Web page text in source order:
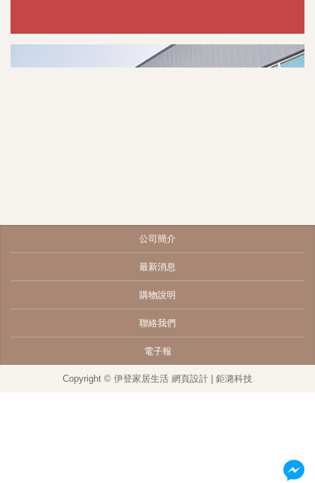
公司簡介
最新消息
購物說明
聯絡我們
電子報
Copyright © 伊登家居生活 網頁設計 | 鉅潞科技